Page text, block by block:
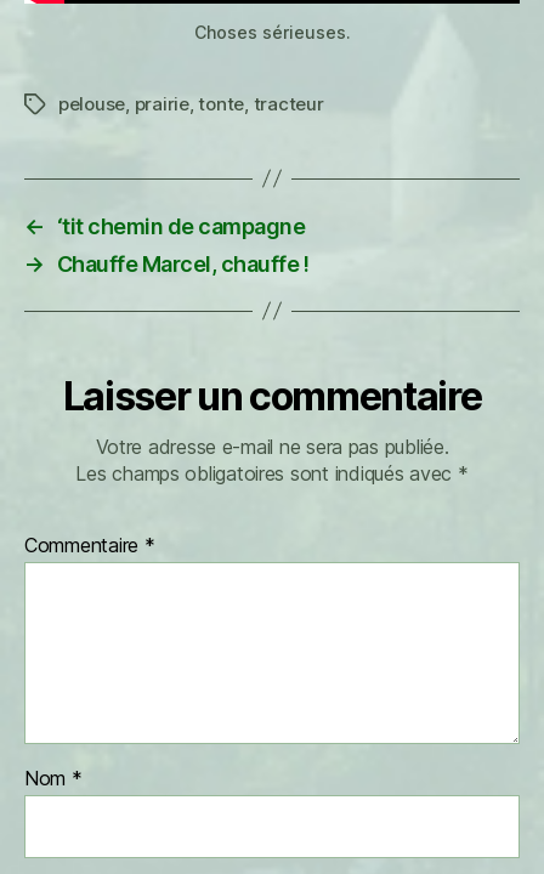
Choses sérieuses.
Étiquettes
pelouse prairie,tonte tracteur
←
‘tit chemin de campagne
→
Chauffe Marcel, chauffe !
Laisser un commentaire
Votre adresse e-mail ne sera pas publiée.
Les champs obligatoires sont indiqués avec *
Commentaire *
Nom *